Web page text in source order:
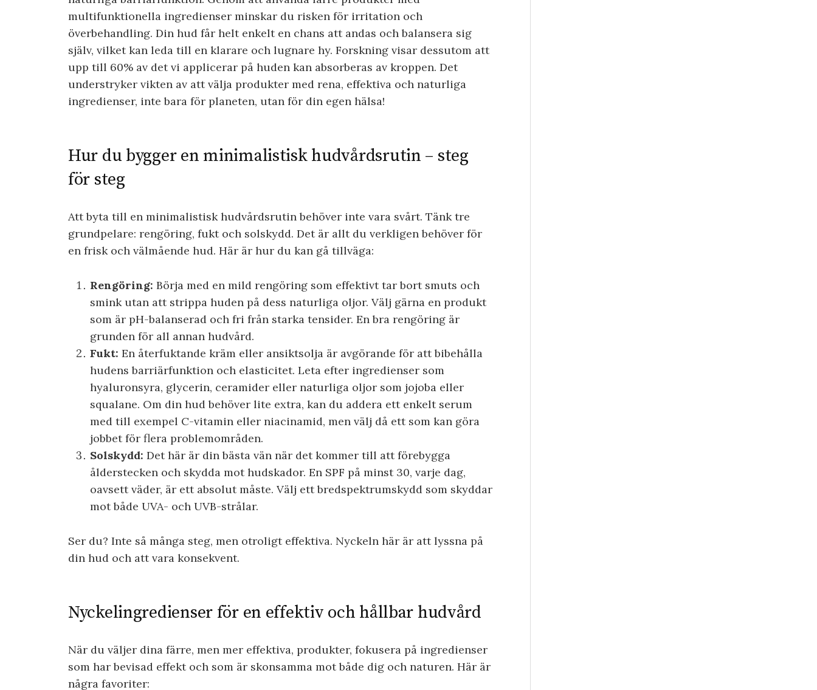
multifunktionella ingredienser minskar du risken för irritation och
överbehandling. Din hud får helt enkelt en chans att andas och balansera sig
själv, vilket kan leda till en klarare och lugnare hy. Forskning visar dessutom att
upp till 60% av det vi applicerar på huden kan absorberas av kroppen. Det
understryker vikten av att välja produkter med rena, effektiva och naturliga
ingredienser, inte bara för planeten, utan för din egen hälsa!
Hur du bygger en minimalistisk hudvårdsrutin – steg
för steg
Att byta till en minimalistisk hudvårdsrutin behöver inte vara svårt. Tänk tre
grundpelare: rengöring, fukt och solskydd. Det är allt du verkligen behöver för
en frisk och välmående hud. Här är hur du kan gå tillväga:
Rengöring: Börja med en mild rengöring som effektivt tar bort smuts och
smink utan att strippa huden på dess naturliga oljor. Välj gärna en produkt
som är pH-balanserad och fri från starka tensider. En bra rengöring är
grunden för all annan hudvård.
Fukt: En återfuktande kräm eller ansiktsolja är avgörande för att bibehålla
hudens barriärfunktion och elasticitet. Leta efter ingredienser som
hyaluronsyra, glycerin, ceramider eller naturliga oljor som jojoba eller
squalane. Om din hud behöver lite extra, kan du addera ett enkelt serum
med till exempel C-vitamin eller niacinamid, men välj då ett som kan göra
jobbet för flera problemområden.
Solskydd: Det här är din bästa vän när det kommer till att förebygga
ålderstecken och skydda mot hudskador. En SPF på minst 30, varje dag,
oavsett väder, är ett absolut måste. Välj ett bredspektrumskydd som skyddar
mot både UVA- och UVB-strålar.
Ser du? Inte så många steg, men otroligt effektiva. Nyckeln här är att lyssna på
din hud och att vara konsekvent.
Nyckelingredienser för en effektiv och hållbar hudvård
När du väljer dina färre, men mer effektiva, produkter, fokusera på ingredienser
som har bevisad effekt och som är skonsamma mot både dig och naturen. Här är
några favoriter: